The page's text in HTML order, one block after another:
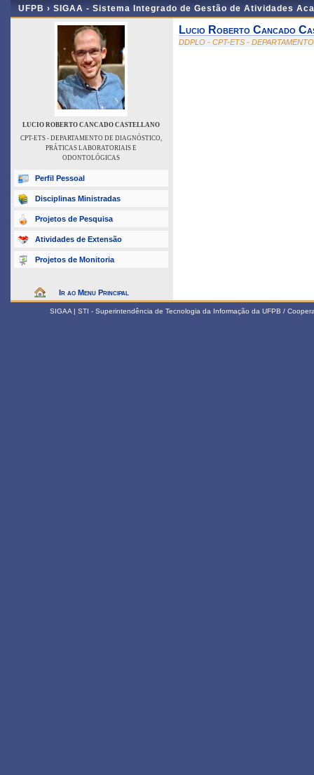
UFPB › SIGAA - Sistema Integrado de Gestão de Atividades
LUCIO ROBERTO CANCADO CASTELLANO
CPT-ETS - DEPARTAMENTO DE DIAGNÓSTICO,
PRÁTICAS LABORATORIAIS E
ODONTOLÓGICAS
Perfil Pessoal
Disciplinas Ministradas
Projetos de Pesquisa
Atividades de Extensão
Projetos de Monitoria
Ir ao Menu Principal
Lucio Roberto Cancado
DDPLO - CPT-ETS -
SIGAA | STI - Superintendência de Tecnologia da Informação da UFPB /